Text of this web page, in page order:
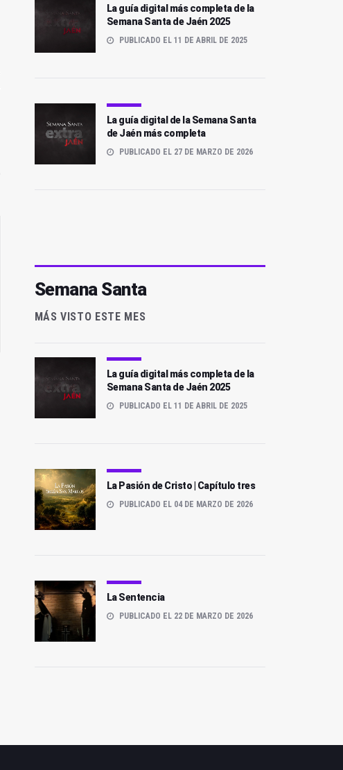
Chica de SAFA abre las
La guía digital más completa de la
Semana Santa de Jaén 2025
PUBLICADO EL 11 DE ABRIL DE 2025
La guía digital de la Semana Santa
de Jaén más completa
PUBLICADO EL 27 DE MARZO DE 2026
Semana Santa
MÁS VISTO ESTE MES
La guía digital más completa de la
Semana Santa de Jaén 2025
PUBLICADO EL 11 DE ABRIL DE 2025
La Pasión de Cristo | Capítulo tres
PUBLICADO EL 04 DE MARZO DE 2026
La Sentencia
PUBLICADO EL 22 DE MARZO DE 2026